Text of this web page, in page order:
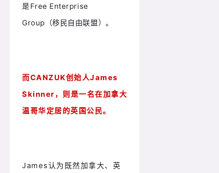
是Free Enterprise
Group（移民自由联盟）。
而CANZUK创始人James
Skinner， 则是一名在加拿大
温哥华定居的英国公民。
James认为 既然加拿大、英